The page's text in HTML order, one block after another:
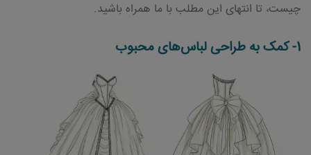
چیست، تا انتهای این مطلب با ما همراه باشید.
1- کمک به طراحی لباس‌های محبوب